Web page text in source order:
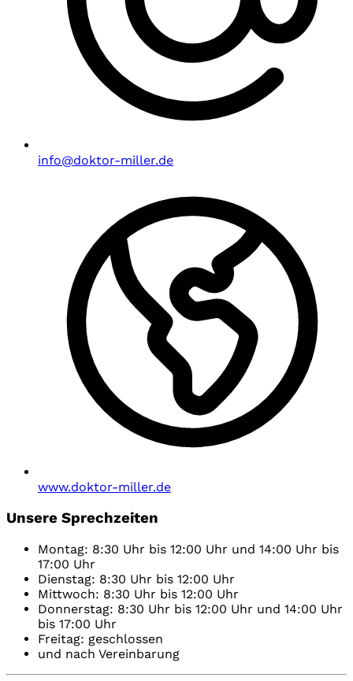
info@doktor-miller.de
www.doktor-miller.de
Unsere Sprechzeiten
Montag: 8:30 Uhr bis 12:00 Uhr und 14:00 Uhr bis
17:00 Uhr
Dienstag: 8:30 Uhr bis 12:00 Uhr
Mittwoch: 8:30 Uhr bis 12:00 Uhr
Donnerstag: 8:30 Uhr bis 12:00 Uhr und 14:00 Uhr
bis 17:00 Uhr
Freitag: geschlossen
und nach Vereinbarung